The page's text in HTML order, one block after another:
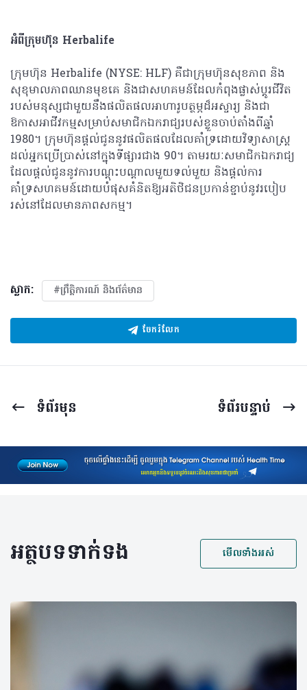
អំពីក្រុមហ៊ុន Herbalife
ក្រុមហ៊ុន Herbalife (NYSE: HLF) គឺជាក្រុមហ៊ុនសុខភាព និង
សុខុមាលភាពឈានមុខគេ និងជាសហគមន៍ដែលកំពុងផ្លាស់ប្តូរជីវិត
របស់មនុស្សជាមួយនឹងផលិតផលអាហារូបត្ថម្ភដ៏អស្ចារ្យ និងជា
ឱកាសអាជីវកម្មសម្រាប់សមាជិកឯករាជ្យ​​របស់ខ្លួនចាប់តាំងពីឆ្នាំ
1980។ ក្រុមហ៊ុនផ្តល់ជូននូវផលិតផលដែលគាំទ្រដោយវិទ្យាសាស្រ្ត
ដល់អ្នកប្រើប្រាស់នៅក្នុងទីផ្សារជាង 90។ តាមរយៈសមាជិកឯករាជ្យ
ដែលផ្តល់ជូននូវការបណ្តុះបណ្តាលមួយទល់មួយ និងផ្តល់ការ
គាំទ្រសហគមន៍ដោយបំផុសគំនិតឱ្យអតិថិជនប្រកាន់ខ្ជាប់នូវរបៀប
រស់នៅដែលមានភាពសកម្ម។
ស្លាក: #ព្រឹត្តិការណ៍ និងព័ត៌មាន
ចែករំលែក
ទំព័រ​មុន ទំព័រ​បន្ទាប់
អត្ថបទទាក់ទង មើលទាំងអស់